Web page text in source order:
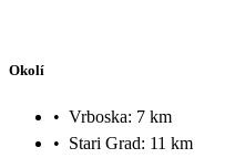
Okolí
• Vrboska: 7 km
• Stari Grad: 11 km